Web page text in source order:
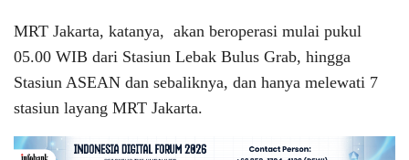
MRT Jakarta, katanya, akan beroperasi mulai pukul
05.00 WIB dari Stasiun Lebak Bulus Grab, hingga
Stasiun ASEAN dan sebaliknya, dan hanya melewati 7
stasiun layang MRT Jakarta.